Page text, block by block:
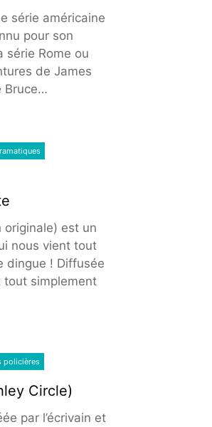
série américaine
pour son
série Rome ou
de James
Bruce…
originale) est un
nous vient tout
dingue ! Diffusée
simplement
policières
Circle)
par l’écrivain et